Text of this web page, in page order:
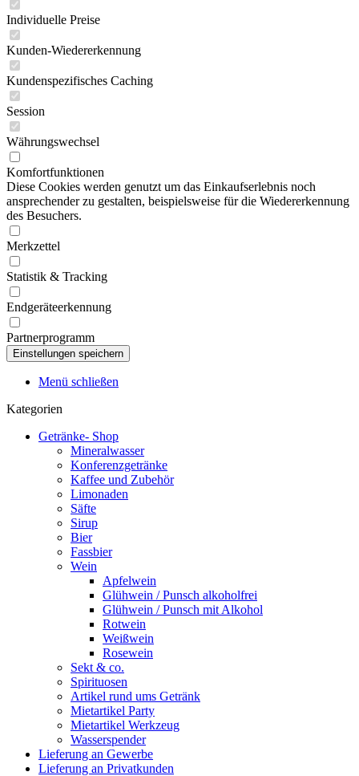
Individuelle Preise
Kunden-Wiedererkennung
Kundenspezifisches Caching
Session
Währungswechsel
Komfortfunktionen
Diese Cookies werden genutzt um das Einkaufserlebnis noch
ansprechender zu gestalten, beispielsweise für die Wiedererkennung
des Besuchers.
Merkzettel
Statistik & Tracking
Endgeräteerkennung
Partnerprogramm
Menü schließen
Kategorien
Getränke- Shop
Mineralwasser
Konferenzgetränke
Kaffee und Zubehör
Limonaden
Säfte
Sirup
Bier
Fassbier
Wein
Apfelwein
Glühwein / Punsch alkoholfrei
Glühwein / Punsch mit Alkohol
Rotwein
Weißwein
Rosewein
Sekt & co.
Spirituosen
Artikel rund ums Getränk
Mietartikel Party
Mietartikel Werkzeug
Wasserspender
Lieferung an Gewerbe
Lieferung an Privatkunden